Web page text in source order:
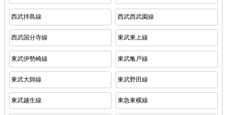
西武拝島線 西武西武園線
西武国分寺線 東武東上線
東武伊勢崎線 東武亀戸線
東武大師線 東武野田線
東武越生線 東急東横線